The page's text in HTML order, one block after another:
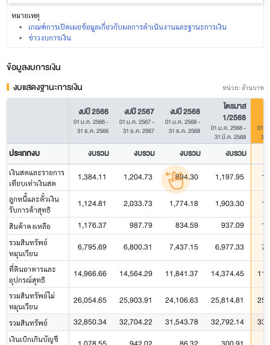
หมายเหตุ
เกณฑ์การเปิดเผยข้อมูลเกี่ยวกับผลการดำเนินงานและฐานะการเงิน
ข่าวงบการเงิน
ข้อมูลงบการเงิน
งบแสดงฐานะการเงิน
หน่วย: ล้านบาท
งบปี 2566
01 ม.ค. 2566-
31 ธ.ค. 2566
งบปี 2567
01 ม.ค. 2567-
31 ธ.ค. 2567
งบปี 2568
01 ม.ค. 2568-
31 ธ.ค. 2568
ไตรมาส
1/2568
01 ม.ค. 2568-
31 มี.ค. 2568
01 ม
31
ประเภทงบ งบรวม งบรวม งบรวม งบรวม
เงินสดและรายการ
เทียบเท่าเงินสด
1,384.11 1,204.73 894.30 1,197.95
ลูกหนี้และตั๋วเงิน
รับการค้าสุทธิ
1,124.81 2,033.73 1,774.18 1,903.30
สินค้าคงเหลือ 1,176.37 987.79 834.59 937.09
รวมสินทรัพย์
หมุนเวียน
6,795.69 6,800.31 7,437.15 6,977.33
ที่ดินอาคารและ
อุปกรณ์สุทธิ
14,966.66 14,564.29 11,841.37 14,374.45
รวมสินทรัพย์ไม่
หมุนเวียน
26,054.65 25,903.91 24,106.63 25,814.81
รวมสินทรัพย์ 32,850.34 32,704.22 31,543.78 32,792.14
เงินเบิกเกินบัญชี